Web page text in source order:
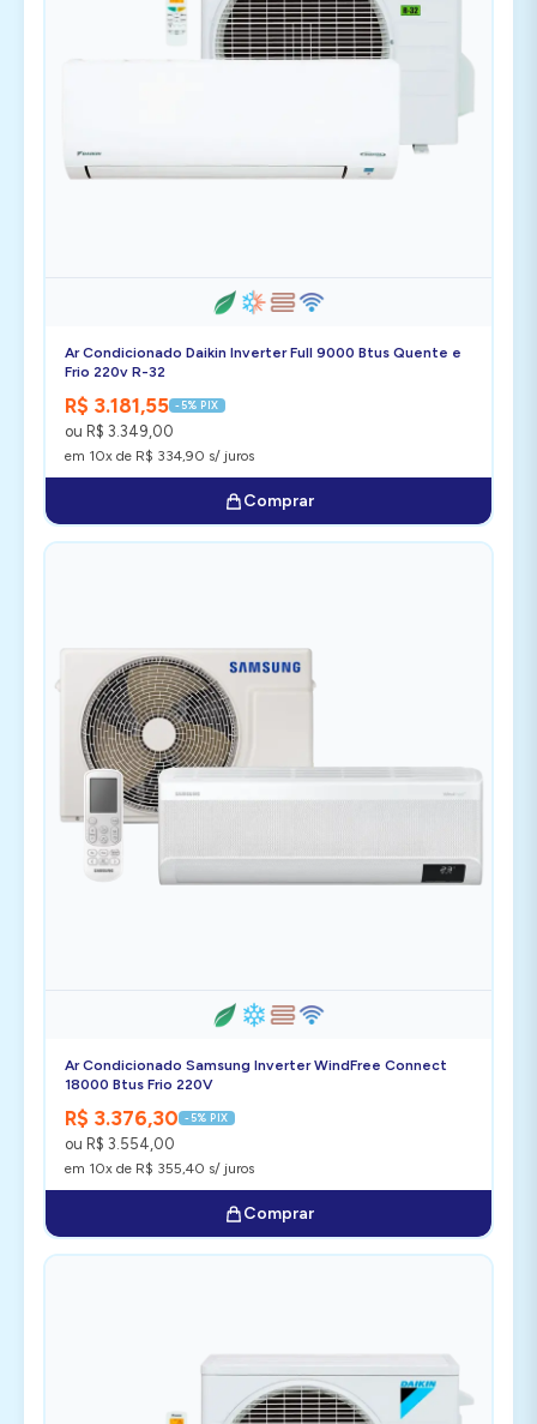
Ar Condicionado Daikin Inverter Full 9000 Btus Quente e
Frio 220v R-32
R$ 3.181,55 -5% PIX
ou R$ 3.349,00
em 10x de R$ 334,90 s/ juros
Comprar
Ar Condicionado Samsung Inverter WindFree Connect
18000 Btus Frio 220V
R$ 3.376,30 -5% PIX
ou R$ 3.554,00
em 10x de R$ 355,40 s/ juros
Comprar